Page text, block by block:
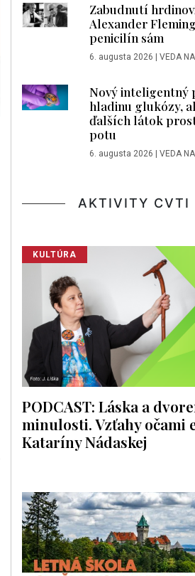
Zabudnutí
Alexander
penicilín sám
6. augusta 2026 | VEDA
Nový inteligentný
hladinu glukózy,
ďalších látok
potu
6. augusta 2026 | VEDA
AKTIVITY CVTI
KULTÚRA
PODCAST: Láska a
minulosti. Vzťahy očami
Kataríny Nádaskej